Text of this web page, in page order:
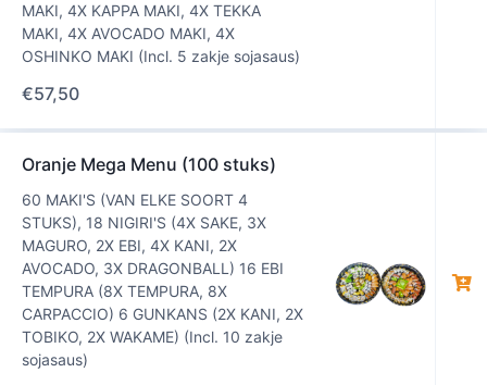
MAKI, 4X KAPPA MAKI, 4X TEKKA
MAKI, 4X AVOCADO MAKI, 4X
OSHINKO MAKI (Incl. 5 zakje sojasaus)
€57,50
Oranje Mega Menu (100 stuks)
60 MAKI'S (VAN ELKE SOORT 4
STUKS), 18 NIGIRI'S (4X SAKE, 3X
MAGURO, 2X EBI, 4X KANI, 2X
AVOCADO, 3X DRAGONBALL) 16 EBI
TEMPURA (8X TEMPURA, 8X
CARPACCIO) 6 GUNKANS (2X KANI, 2X
TOBIKO, 2X WAKAME) (Incl. 10 zakje
sojasaus)